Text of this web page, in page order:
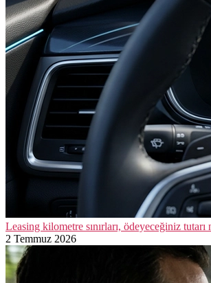
Leasing kilometre sınırları, ödeyeceğiniz tutarı
2 Temmuz 2026